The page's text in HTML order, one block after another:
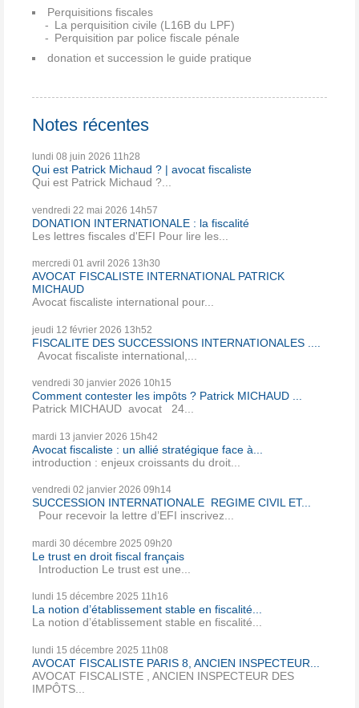
Perquisitions fiscales
La perquisition civile (L16B du LPF)
Perquisition par police fiscale pénale
donation et succession le guide pratique
Notes récentes
lundi 08 juin 2026 11h28
Qui est Patrick Michaud ? | avocat fiscaliste
Qui est Patrick Michaud ?...
vendredi 22 mai 2026 14h57
DONATION INTERNATIONALE : la fiscalité
Les lettres fiscales d'EFI Pour lire les...
mercredi 01 avril 2026 13h30
AVOCAT FISCALISTE INTERNATIONAL PATRICK
MICHAUD
Avocat fiscaliste international pour...
jeudi 12 février 2026 13h52
FISCALITE DES SUCCESSIONS INTERNATIONALES ....
Avocat fiscaliste international,...
vendredi 30 janvier 2026 10h15
Comment contester les impôts ? Patrick MICHAUD ...
Patrick MICHAUD avocat 24...
mardi 13 janvier 2026 15h42
Avocat fiscaliste : un allié stratégique face à...
introduction : enjeux croissants du droit...
vendredi 02 janvier 2026 09h14
SUCCESSION INTERNATIONALE REGIME CIVIL ET...
Pour recevoir la lettre d’EFI inscrivez...
mardi 30 décembre 2025 09h20
Le trust en droit fiscal français
Introduction Le trust est une...
lundi 15 décembre 2025 11h16
La notion d’établissement stable en fiscalité...
La notion d’établissement stable en fiscalité...
lundi 15 décembre 2025 11h08
AVOCAT FISCALISTE PARIS 8, ANCIEN INSPECTEUR...
AVOCAT FISCALISTE , ANCIEN INSPECTEUR DES
IMPÔTS...